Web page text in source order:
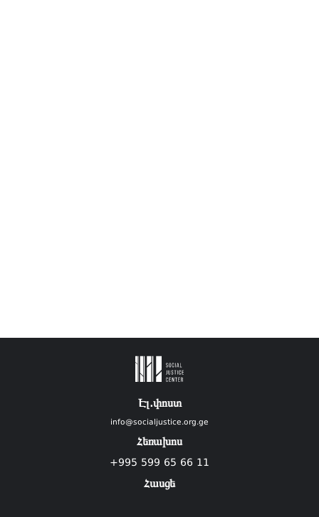
Էլ.փոստ
info@socialjustice.org.ge
Հեռախոս
+995 599 65 66 11
Հասցե